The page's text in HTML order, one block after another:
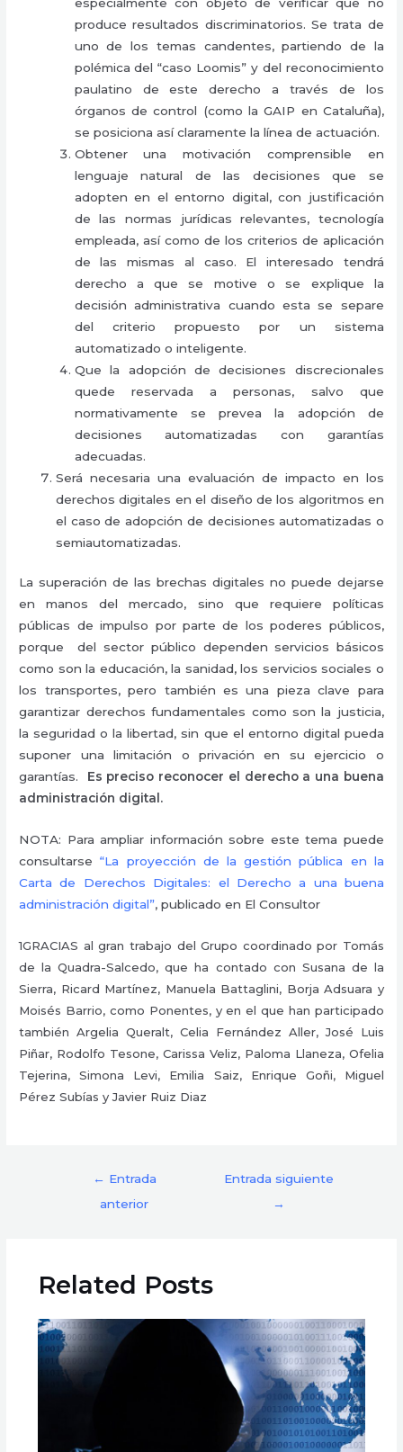
produce resultados discriminatorios. Se trata de
uno de los temas candentes, partiendo de la
polémica del “caso Loomis” y del reconocimiento
paulatino de este derecho a través de los
órganos de control (como la GAIP en Cataluña),
se posiciona así claramente la línea de actuación.
Obtener una motivación comprensible en
lenguaje natural de las decisiones que se
adopten en el entorno digital, con justificación
de las normas jurídicas relevantes, tecnología
empleada, así como de los criterios de aplicación
de las mismas al caso. El interesado tendrá
derecho a que se motive o se explique la
decisión administrativa cuando esta se separe
del criterio propuesto por un sistema
automatizado o inteligente.
Que la adopción de decisiones discrecionales
quede reservada a personas, salvo que
normativamente se prevea la adopción de
decisiones automatizadas con garantías
adecuadas.
Será necesaria una evaluación de impacto en los
derechos digitales en el diseño de los algoritmos en
el caso de adopción de decisiones automatizadas o
semiautomatizadas.
La superación de las brechas digitales no puede dejarse
en manos del mercado, sino que requiere políticas
públicas de impulso por parte de los poderes públicos,
porque del sector público dependen servicios básicos
como son la educación, la sanidad, los servicios sociales o
los transportes, pero también es una pieza clave para
garantizar derechos fundamentales como son la justicia,
la seguridad o la libertad, sin que el entorno digital pueda
suponer una limitación o privación en su ejercicio o
garantías. Es preciso reconocer el derecho a una buena
administración digital.
NOTA: Para ampliar información sobre este tema puede
consultarse“La proyección de la gestión pública en la
Carta de Derechos Digitales: el Derecho a una buena
administración digital”, publicado en El Consultor
1GRACIAS al gran trabajo del Grupo coordinado por Tomás
de la Quadra-Salcedo, que ha contado con Susana de la
Sierra, Ricard Martínez, Manuela Battaglini, Borja Adsuara y
Moisés Barrio, como Ponentes, y en el que han participado
también Argelia Queralt, Celia Fernández Aller, José Luis
Piñar, Rodolfo Tesone, Carissa Veliz, Paloma Llaneza, Ofelia
Tejerina, Simona Levi, Emilia Saiz, Enrique Goñi, Miguel
Pérez Subías y Javier Ruiz Diaz
← Entrada
anterior
Entrada siguiente
→
Related Posts